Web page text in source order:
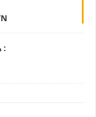
هل اعجبك الموضوع :